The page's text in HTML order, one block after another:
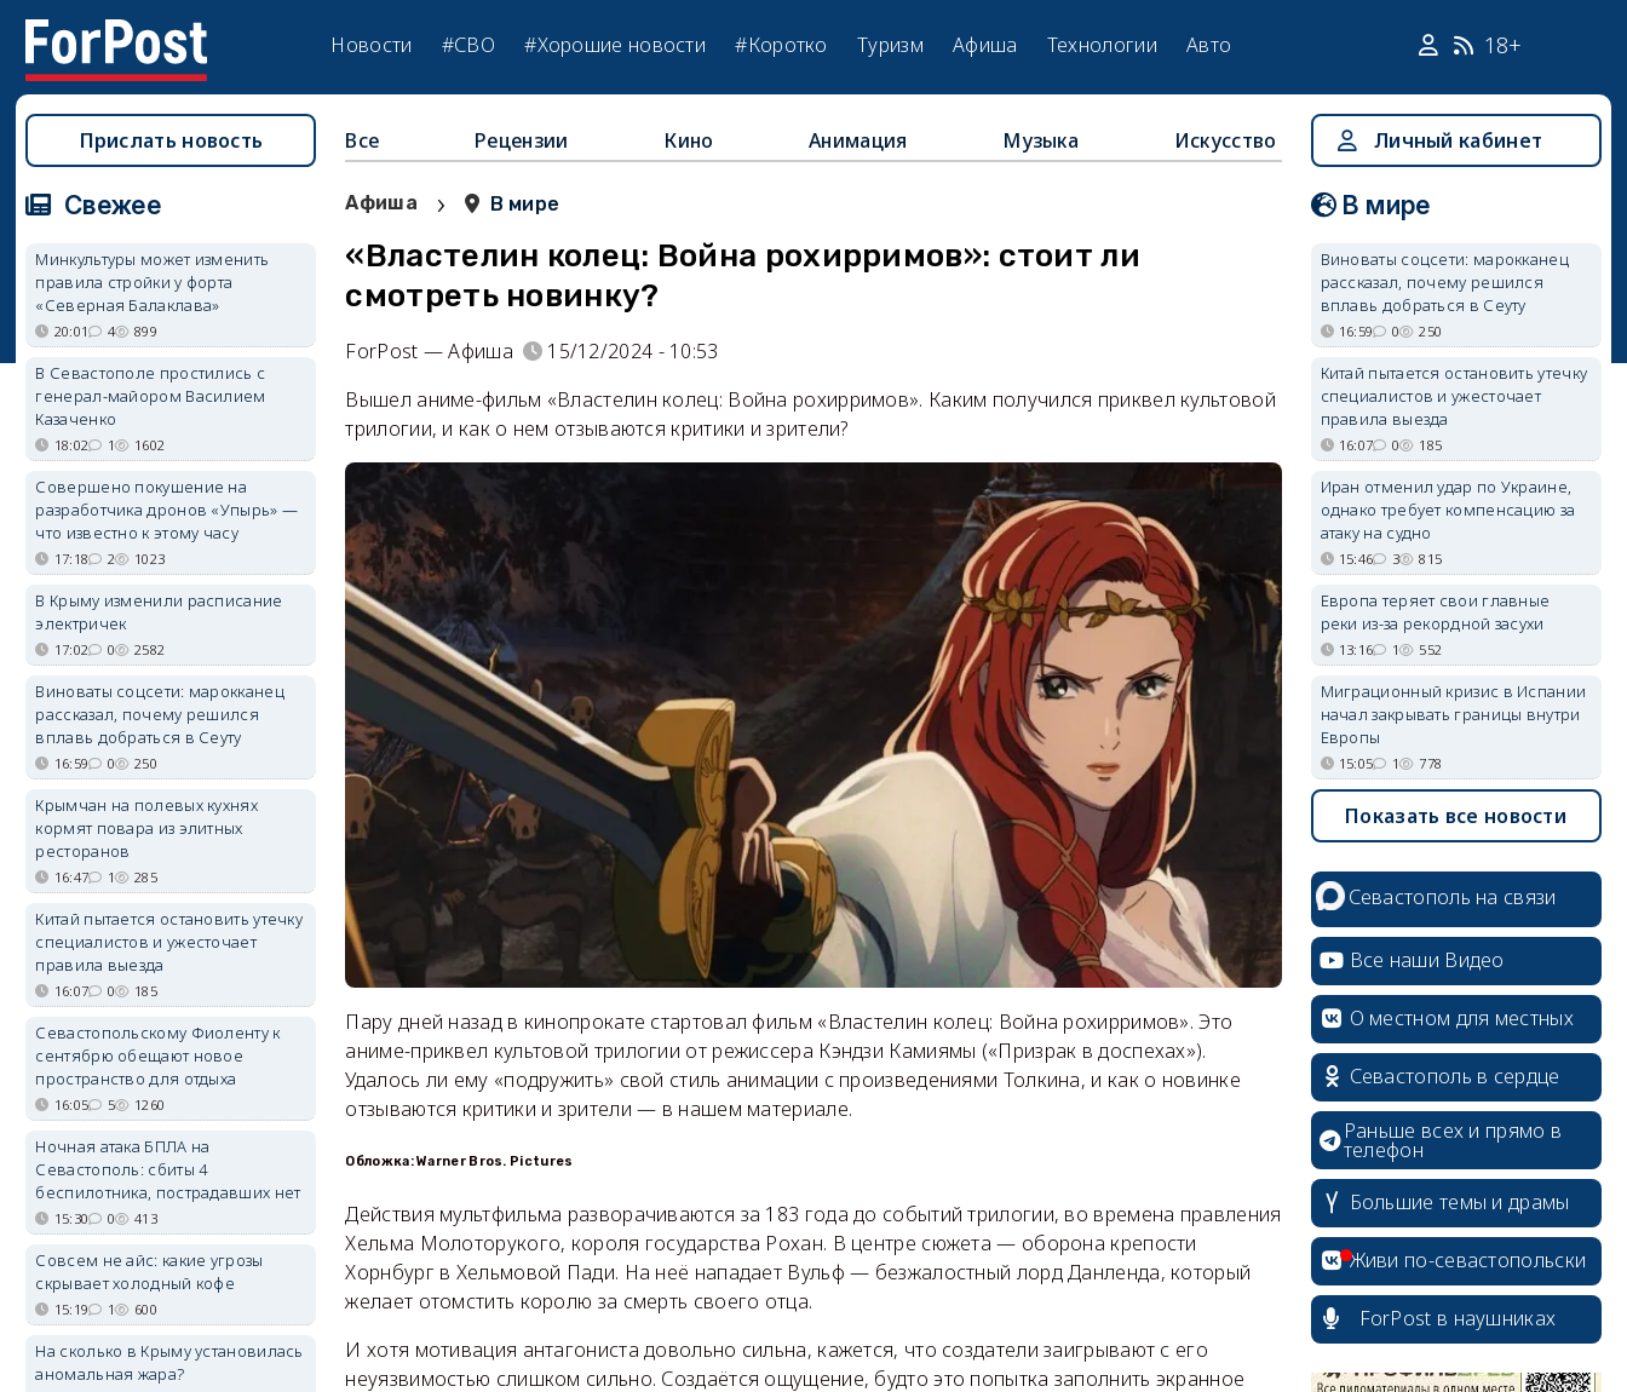
Новости #СВО #Хорошие новости #Коротко Туризм Афиша Технологии Авто 18+
Все Рецензии Кино Анимация Музыка Искусство
Афиша › В мире
«Властелин колец: Война рохирримов»: стоит ли
смотреть новинку?
ForPost — Афиша
15/12/2024 - 10:53
Вышел аниме-фильм «Властелин колец: Война рохирримов». Каким получился приквел культовой
трилогии, и как о нем отзываются критики и зрители?
Пару дней назад в кинопрокате стартовал фильм «Властелин колец: Война рохирримов». Это
аниме-приквел культовой трилогии от режиссера Кэндзи Камиямы («Призрак в доспехах»).
Удалось ли ему «подружить» свой стиль анимации с произведениями Толкина, и как о новинке
отзываются критики и зрители — в нашем материале.
Обложка: Warner Bros. Pictures
Действия мультфильма разворачиваются за 183 года до событий трилогии, во времена правления
Хельма Молоторукого, короля государства Рохан. В центре сюжета — оборона крепости
Хорнбург в Хельмовой Пади. На неё нападает Вульф — безжалостный лорд Данленда, который
желает отомстить королю за смерть своего отца.
И хотя мотивация антагониста довольно сильна, кажется, что создатели заигрывают с его
неуязвимостью слишком сильно. Создаётся ощущение, будто это попытка заполнить экранное
Прислать новость
Свежее
Минкультуры может изменить
правила стройки у форта
«Северная Балаклава»
20:01 4 899
В Севастополе простились с
генерал-майором Василием
Казаченко
18:02 1 1602
Совершено покушение на
разработчика дронов «Упырь» —
что известно к этому часу
17:18 2 1023
В Крыму изменили расписание
электричек
17:02 0 2582
Виноваты соцсети: марокканец
рассказал, почему решился
вплавь добраться в Сеуту
16:59 0 250
Крымчан на полевых кухнях
кормят повара из элитных
ресторанов
16:47 1 285
Китай пытается остановить утечку
специалистов и ужесточает
правила выезда
16:07 0 185
Севастопольскому Фиоленту к
сентябрю обещают новое
пространство для отдыха
16:05 5 1260
Ночная атака БПЛА на
Севастополь: сбиты 4
беспилотника, пострадавших нет
15:30 0 413
Совсем не айс: какие угрозы
скрывает холодный кофе
15:19 1 600
На сколько в Крыму установилась
аномальная жара?
Личный кабинет
В мире
Виноваты соцсети: марокканец
рассказал, почему решился
вплавь добраться в Сеуту
16:59 0 250
Китай пытается остановить утечку
специалистов и ужесточает
правила выезда
16:07 0 185
Иран отменил удар по Украине,
однако требует компенсацию за
атаку на судно
15:46 3 815
Европа теряет свои главные
реки из-за рекордной засухи
13:16 1 552
Миграционный кризис в Испании
начал закрывать границы внутри
Европы
15:05 1 778
Показать все новости
Севастополь на связи
Все наши Видео
О местном для местных
Севастополь в сердце
Раньше всех и прямо в
телефон
Большие темы и драмы
Живи по-севастопольски
ForPost в наушниках
erid: 2SDnjcrDNw6